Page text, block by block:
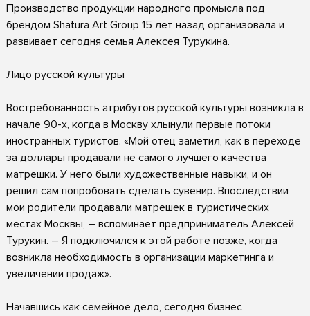
Производство продукции народного промысла под
брендом Shatura Art Group 15 лет назад организовала и
развивает сегодня семья Алексея Турукина.
Лицо русской культуры
Востребованность атрибутов русской культуры возникла в
начале 90-х, когда в Москву хлынули первые потоки
иностранных туристов. «Мой отец заметил, как в переходе
за доллары продавали не самого лучшего качества
матрешки. У него были художественные навыки, и он
решил сам попробовать сделать сувенир. Впоследствии
мои родители продавали матрешек в туристических
местах Москвы, – вспоминает предприниматель Алексей
Турукин. – Я подключился к этой работе позже, когда
возникла необходимость в организации маркетинга и
увеличении продаж».
Начавшись как семейное дело, сегодня бизнес